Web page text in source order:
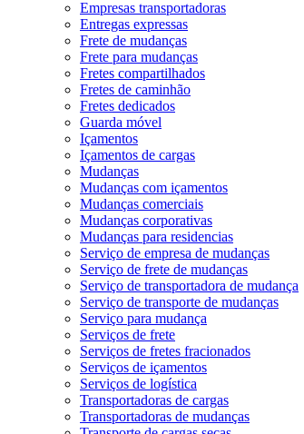
Empresas transportadoras
Entregas expressas
Frete de mudanças
Frete para mudanças
Fretes compartilhados
Fretes de caminhão
Fretes dedicados
Guarda móvel
Içamentos
Içamentos de cargas
Mudanças
Mudanças com içamentos
Mudanças comerciais
Mudanças corporativas
Mudanças para residencias
Serviço de empresa de mudanças
Serviço de frete de mudanças
Serviço de transportadora de mudança
Serviço de transporte de mudanças
Serviço para mudança
Serviços de frete
Serviços de fretes fracionados
Serviços de içamentos
Serviços de logística
Transportadoras de cargas
Transportadoras de mudanças